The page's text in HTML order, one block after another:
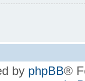
by phpBB®